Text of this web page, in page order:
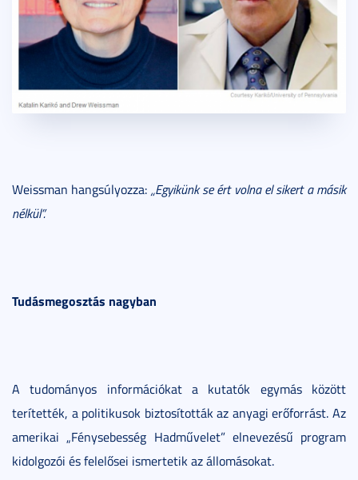
Weissman hangsúlyozza: „Egyikünk se ért volna el sikert a másik
nélkül”.
Tudásmegosztás nagyban
A tudományos információkat a kutatók egymás között
terítették, a politikusok biztosították az anyagi erőforrást. Az
amerikai „Fénysebesség Hadművelet” elnevezésű program
kidolgozói és felelősei ismertetik az állomásokat.